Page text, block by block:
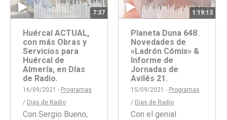
7:37
Huércal ACTUAL,
con más Obras y
Servicios para
Huércal de
Almería, en Días
de Radio.
16/09/2021 - Programas
/ Dias de Radio
Con Sergio Bueno,
1:19:13
Planeta Duna 648.
Novedades de
«Ladrón Cómix» &
Informe de
Jornadas de
Avilés 21.
15/09/2021 - Programas
/ Dias de Radio
Con el genial